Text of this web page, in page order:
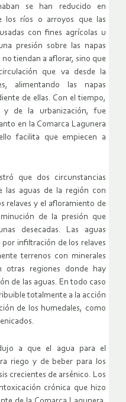
se han reducido en
los ríos o arroyos que las
con fines agrícolas u
presión sobre las napas
tiendan a aflorar, sino que
que va desde la
alimentando las napas
de ellas. Con el tiempo,
y de la urbanización, fue
en la Comarca Lagunera
facilita que empiecen a
que dos circunstancias
las aguas de la región con
relaves y el afloramiento de
de la presión que
desecadas. Las aguas
infiltración de los relaves
terrenos con minerales
otras regiones donde hay
de las aguas. En todo caso
totalmente a la acción
de los humedales, como
a que el agua para el
riego y de beber para los
crecientes de arsénico. Los
crónica que hizo